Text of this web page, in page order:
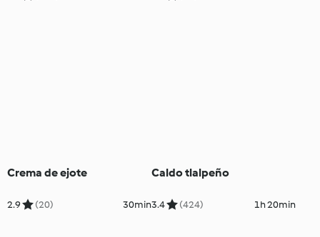
Crema de ejote
2.9 (20) 30min
Caldo tlalpeño
3.4 (424) 1h 20min